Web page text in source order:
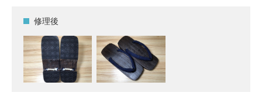
修理後